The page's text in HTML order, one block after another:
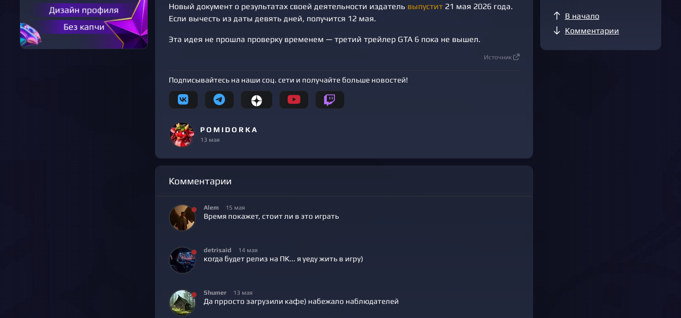
Новый документ о результатах своей деятельности издатель выпустит21 мая 2026 года.
Если вычесть из даты девять дней, получится 12 мая.
Эта идея не прошла проверку временем — третий трейлер GTA 6 пока не вышел.
Источник
Подписывайтесь на наши соц. сети и получайте больше новостей!
P O M I D O R K A
13 мая
Комментарии
Alem 15 мая
Время покажет, стоит ли в это играть
detrisaid 14 мая
когда будет релиз на ПК... я уеду жить в игру)
Shumer 13 мая
Да прросто загрузили кафе) набежало наблюдателей
В начало
Комментарии